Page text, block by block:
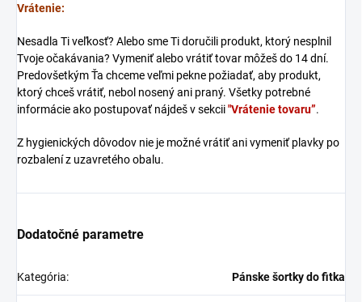
Vrátenie:
Nesadla Ti veľkosť? Alebo sme Ti doručili produkt, ktorý nesplnil
Tvoje očakávania? Vymeniť alebo vrátiť tovar môžeš do 14 dní.
Predovšetkým Ťa chceme veľmi pekne požiadať, aby produkt,
ktorý chceš vrátiť, nebol nosený ani praný. Všetky potrebné
informácie ako postupovať nájdeš v sekcii"Vrátenie tovaru”.
Z hygienických dôvodov nie je možné vrátiť ani vymeniť plavky po
rozbalení z uzavretého obalu.
Dodatočné parametre
Kategória: Pánske šortky do fitka